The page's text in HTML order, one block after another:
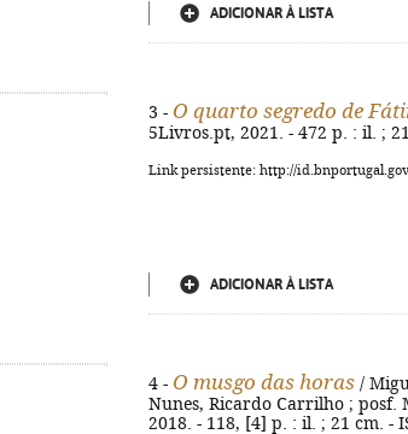
ADICIONAR À LISTA
3 - O quarto segredo de
5Livros.pt, 2021. - 472 p. : il. ;
Link persistente: http://
ADICIONAR À LISTA
4 - O musgo das horas /
Nunes, Ricardo Carrilho ; posf.
2018. - 118, [4] p. : il. ; 21 cm. -